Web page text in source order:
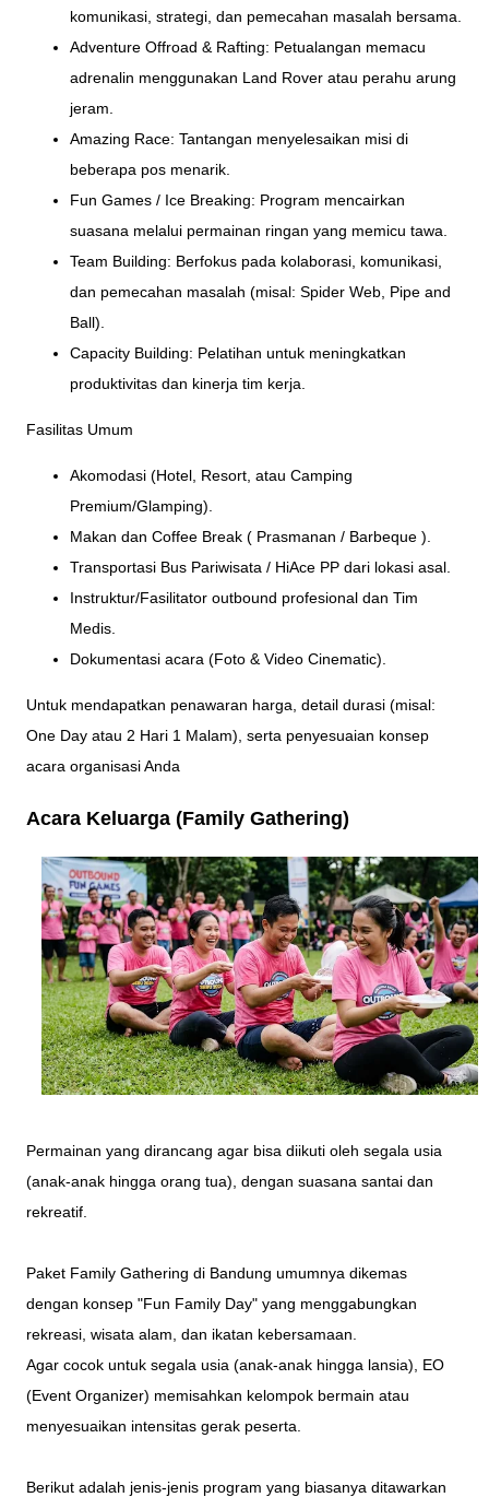
komunikasi, strategi, dan pemecahan masalah bersama.
Adventure Offroad & Rafting: Petualangan memacu
adrenalin menggunakan Land Rover atau perahu arung
jeram.
Amazing Race: Tantangan menyelesaikan misi di
beberapa pos menarik.
Fun Games / Ice Breaking: Program mencairkan
suasana melalui permainan ringan yang memicu tawa.
Team Building: Berfokus pada kolaborasi, komunikasi,
dan pemecahan masalah (misal: Spider Web, Pipe and
Ball).
Capacity Building: Pelatihan untuk meningkatkan
produktivitas dan kinerja tim kerja.
Fasilitas Umum
Akomodasi (Hotel, Resort, atau Camping
Premium/Glamping).
Makan dan Coffee Break ( Prasmanan / Barbeque ).
Transportasi Bus Pariwisata / HiAce PP dari lokasi asal.
Instruktur/Fasilitator outbound profesional dan Tim
Medis.
Dokumentasi acara (Foto & Video Cinematic).
Untuk mendapatkan penawaran harga, detail durasi (misal:
One Day atau 2 Hari 1 Malam), serta penyesuaian konsep
acara organisasi Anda
Acara Keluarga (Family Gathering)
Permainan yang dirancang agar bisa diikuti oleh segala usia
(anak-anak hingga orang tua), dengan suasana santai dan
rekreatif.
Paket Family Gathering di Bandung umumnya dikemas
dengan konsep "Fun Family Day" yang menggabungkan
rekreasi, wisata alam, dan ikatan kebersamaan.
Agar cocok untuk segala usia (anak-anak hingga lansia), EO
(Event Organizer) memisahkan kelompok bermain atau
menyesuaikan intensitas gerak peserta.
Berikut adalah jenis-jenis program yang biasanya ditawarkan